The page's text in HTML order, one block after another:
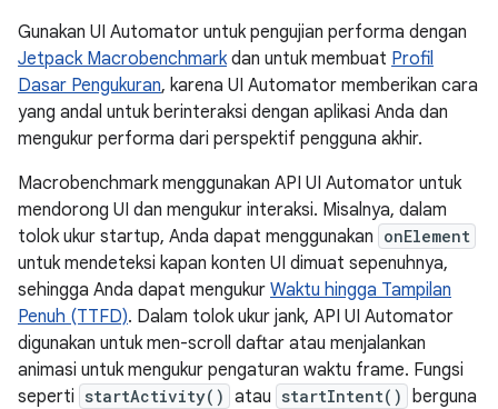
Gunakan UI Automator untuk pengujian performa dengan
Jetpack Macrobenchmarkdan untuk membuat Profil
Dasar Pengukuran, karena UI Automator memberikan cara
yang andal untuk berinteraksi dengan aplikasi Anda dan
mengukur performa dari perspektif pengguna akhir.
Macrobenchmark menggunakan API UI Automator untuk
mendorong UI dan mengukur interaksi. Misalnya, dalam
tolok ukur startup, Anda dapat menggunakan onElement
untuk mendeteksi kapan konten UI dimuat sepenuhnya,
sehingga Anda dapat mengukur Waktu hingga Tampilan
Penuh (TTFD). Dalam tolok ukur jank, API UI Automator
digunakan untuk men-scroll daftar atau menjalankan
animasi untuk mengukur pengaturan waktu frame. Fungsi
seperti startActivity() atau startIntent() berguna